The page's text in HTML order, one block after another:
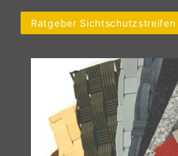
Ratgeber